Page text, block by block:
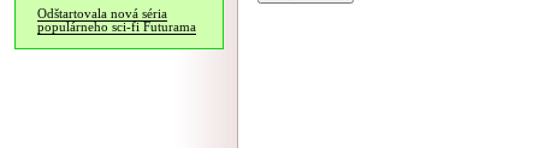
Odštartovala nová séria
populárneho sci-fi Futurama